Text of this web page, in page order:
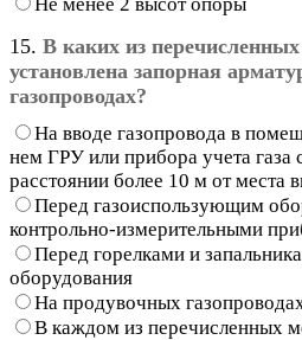
15. В каких из
установлена запорная
газопроводах?
На вводе газопровода в
нем ГРУ или прибора учета газа
расстоянии более 10 м от места
Перед газоиспользующим
контрольно-измерительными
Перед горелками и
оборудования
На продувочных
В каждом из перечисленных